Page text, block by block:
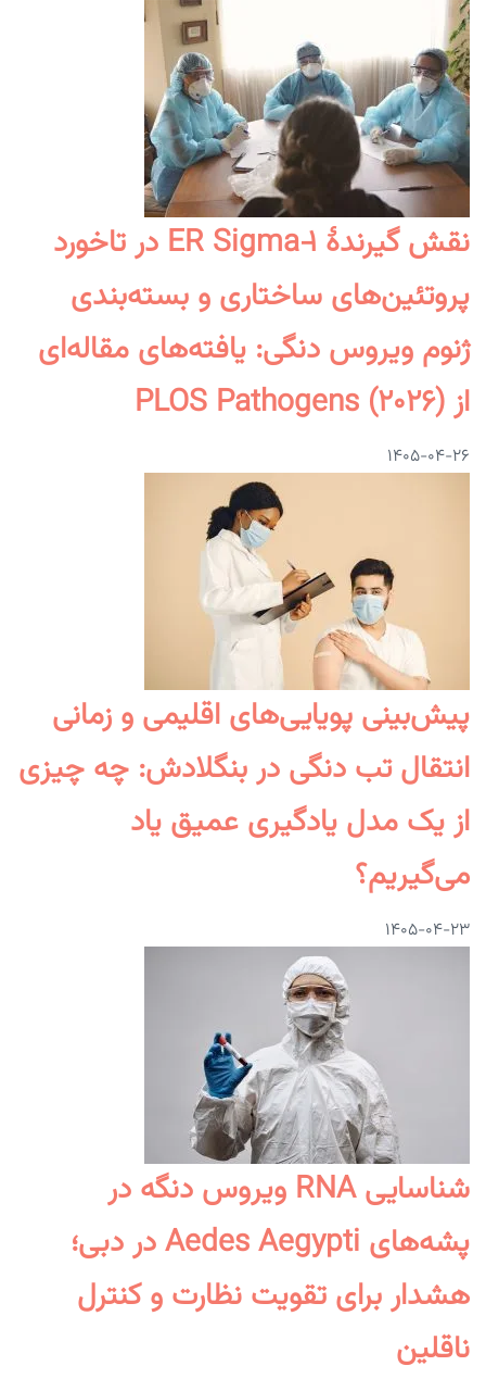
نقش گیرندهٔ ER Sigma‑۱ در تاخورد
پروتئین‌های ساختاری و بسته‌بندی
ژنوم ویروس دنگی: یافته‌های مقاله‌ای
از PLOS Pathogens (۲۰۲۶)
۱۴۰۵-۰۴-۲۶
پیش‌بینی پویایی‌های اقلیمی و زمانی
انتقال تب دنگی در بنگلادش: چه چیزی
از یک مدل یادگیری عمیق یاد
می‌گیریم؟
۱۴۰۵-۰۴-۲۳
شناسایی RNA ویروس دنگه در
پشه‌های Aedes Aegypti در دبی؛
هشدار برای تقویت نظارت و کنترل
ناقلین